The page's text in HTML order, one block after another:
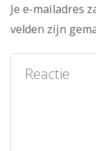
Je e-mailadres
velden zijn